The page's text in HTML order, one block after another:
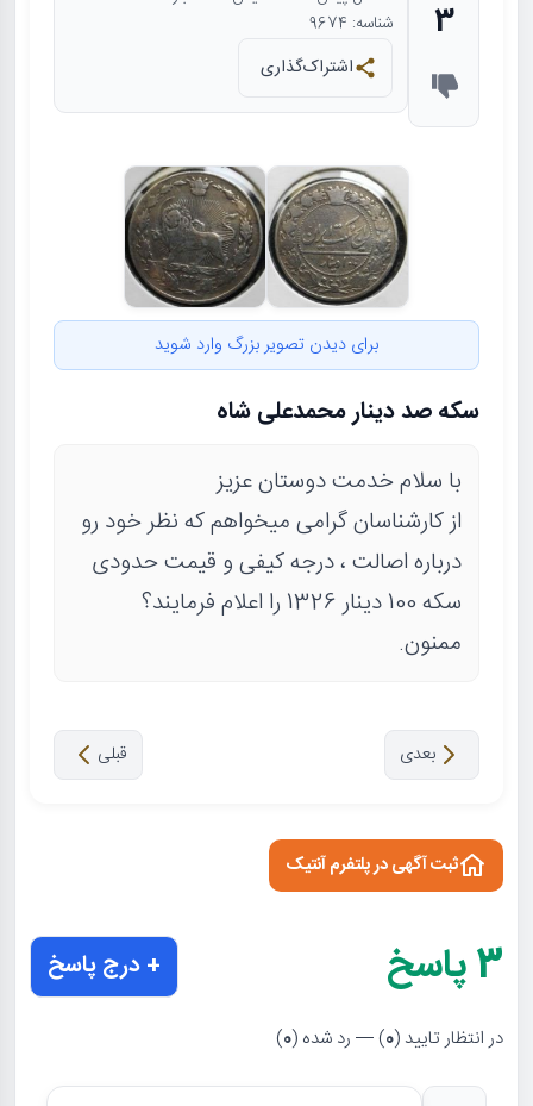
3
شناسه: 9674
اشتراک‌گذاری
برای دیدن تصویر بزرگ وارد شوید
سکه صد دینار محمدعلی شاه
با سلام خدمت دوستان عزیز
از کارشناسان گرامی میخواهم که نظر خود رو
درباره اصالت ، درجه کیفی و قیمت حدودی
سکه 100 دینار 1326 را اعلام فرمایند؟
ممنون.
قبلی بعدی
ثبت آگهی در پلتفرم آنتیک
3پاسخ + درج پاسخ
در انتظار تایید (0) — رد شده (0
)